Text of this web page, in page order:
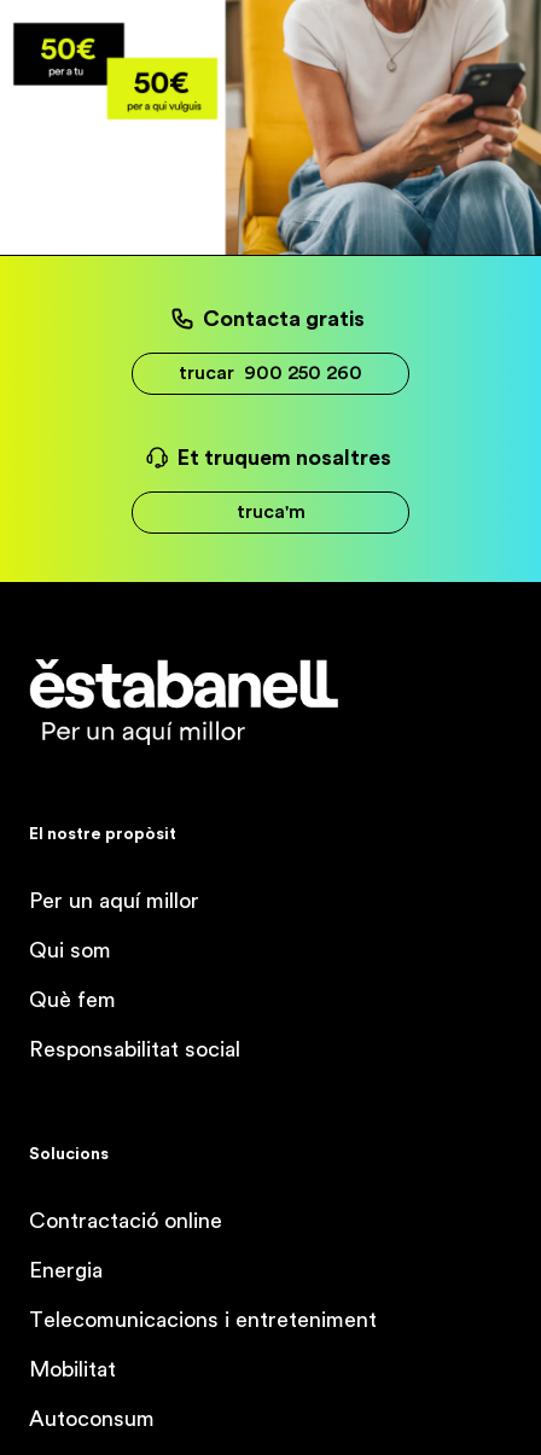
Contacta gratis
trucar 900 250 260
Et truquem nosaltres
truca'm
Estabanell
El nostre propòsit
Per un aquí millor
Qui som
Què fem
Responsabilitat social
Solucions
Contractació online
Energia
Telecomunicacions i entreteniment
Mobilitat
Autoconsum